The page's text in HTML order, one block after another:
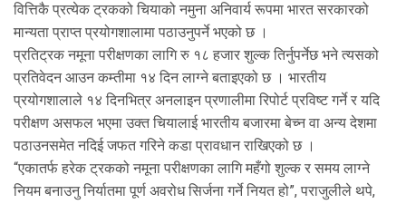
वित्तिकै प्रत्येक ट्रकको चियाको नमुना अनिवार्य रूपमा भारत सरकारको
मान्यता प्राप्त प्रयोगशालामा पठाउनुपर्ने भएको छ ।
प्रतिट्रक नमूना परीक्षणका लागि रु १८ हजार शुल्क तिर्नुपर्नेछ भने त्यसको
प्रतिवेदन आउन कम्तीमा १४ दिन लाग्ने बताइएको छ । भारतीय
प्रयोगशालाले १४ दिनभित्र अनलाइन प्रणालीमा रिपोर्ट प्रविष्ट गर्ने र यदि
परीक्षण असफल भएमा उक्त चियालाई भारतीय बजारमा बेच्न वा अन्य देशमा
पठाउनसमेत नदिई जफत गरिने कडा प्रावधान राखिएको छ ।
“एकातर्फ हरेक ट्रकको नमूना परीक्षणका लागि महँगो शुल्क र समय लाग्ने
नियम बनाउनु निर्यातमा पूर्ण अवरोध सिर्जना गर्ने नियत हो”, पराजुलीले थपे,